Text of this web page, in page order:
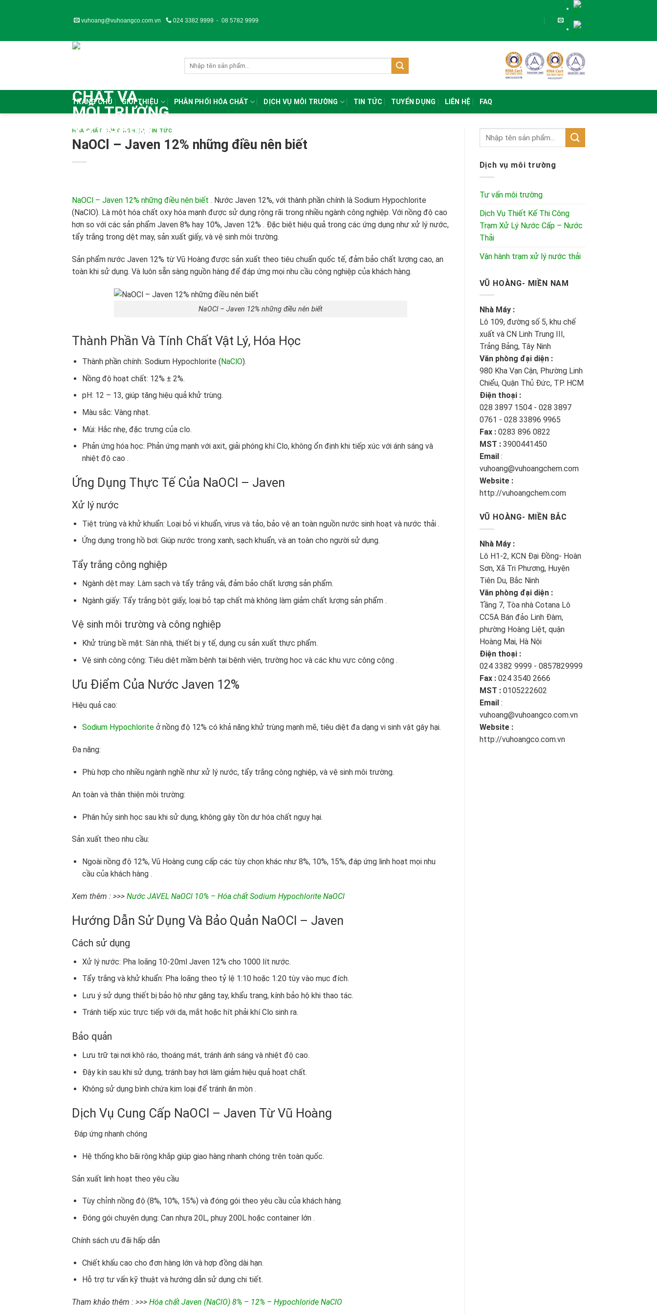
vuhoang@vuhoangco.com.vn 024 3382 9999 - 08 5782 9999
TRANG CHỦ GIỚI THIỆU PHÂN PHỐI HÓA CHẤT DỊCH VỤ MÔI TRƯỜNG TIN TỨC TUYỂN DỤNG LIÊN HỆ FAQ
HÓA CHẤT CÔNG NGHIỆP, TIN TỨC
NaOCl – Javen 12% những điều nên biết
NaOCl – Javen 12% những điều nên biết . Nước Javen 12%, với thành phần chính là Sodium Hypochlorite
(NaClO). Là một hóa chất oxy hóa mạnh được sử dụng rộng rãi trong nhiều ngành công nghiệp. Với nồng độ cao
hơn so với các sản phẩm Javen 8% hay 10%, Javen 12% . Đặc biệt hiệu quả trong các ứng dụng như xử lý nước,
tẩy trắng trong dệt may, sản xuất giấy, và vệ sinh môi trường.
Sản phẩm nước Javen 12% từ Vũ Hoàng được sản xuất theo tiêu chuẩn quốc tế, đảm bảo chất lượng cao, an
toàn khi sử dụng. Và luôn sẵn sàng nguồn hàng để đáp ứng mọi nhu cầu công nghiệp của khách hàng.
NaOCl – Javen 12% những điều nên biết
Thành Phần Và Tính Chất Vật Lý, Hóa Học
Thành phần chính: Sodium Hypochlorite (NaClO).
Nồng độ hoạt chất: 12% ± 2%.
pH: 12 – 13, giúp tăng hiệu quả khử trùng.
Màu sắc: Vàng nhạt.
Mùi: Hắc nhẹ, đặc trưng của clo.
Phản ứng hóa học: Phản ứng mạnh với axit, giải phóng khí Clo, không ổn định khi tiếp xúc với ánh sáng và
nhiệt độ cao .
Ứng Dụng Thực Tế Của NaOCl – Javen
Xử lý nước
Tiệt trùng và khử khuẩn: Loại bỏ vi khuẩn, virus và tảo, bảo vệ an toàn nguồn nước sinh hoạt và nước thải .
Ứng dụng trong hồ bơi: Giúp nước trong xanh, sạch khuẩn, và an toàn cho người sử dụng.
Tẩy trắng công nghiệp
Ngành dệt may: Làm sạch và tẩy trắng vải, đảm bảo chất lượng sản phẩm.
Ngành giấy: Tẩy trắng bột giấy, loại bỏ tạp chất mà không làm giảm chất lượng sản phẩm .
Vệ sinh môi trường và công nghiệp
Khử trùng bề mặt: Sàn nhà, thiết bị y tế, dụng cụ sản xuất thực phẩm.
Vệ sinh công cộng: Tiêu diệt mầm bệnh tại bệnh viện, trường học và các khu vực công cộng .
Ưu Điểm Của Nước Javen 12%
Hiệu quả cao:
Sodium Hypochloriteở nồng độ 12% có khả năng khử trùng mạnh mẽ, tiêu diệt đa dạng vi sinh vật gây hại.
Đa năng:
Phù hợp cho nhiều ngành nghề như xử lý nước, tẩy trắng công nghiệp, và vệ sinh môi trường.
An toàn và thân thiện môi trường:
Phân hủy sinh học sau khi sử dụng, không gây tồn dư hóa chất nguy hại.
Sản xuất theo nhu cầu:
Ngoài nồng độ 12%, Vũ Hoàng cung cấp các tùy chọn khác như 8%, 10%, 15%, đáp ứng linh hoạt mọi nhu
cầu của khách hàng .
Xem thêm : >>> Nước JAVEL NaOCl 10% – Hóa chất Sodium Hypochlorite NaOCl
Hướng Dẫn Sử Dụng Và Bảo Quản NaOCl – Javen
Cách sử dụng
Xử lý nước: Pha loãng 10-20ml Javen 12% cho 1000 lít nước.
Tẩy trắng và khử khuẩn: Pha loãng theo tỷ lệ 1:10 hoặc 1:20 tùy vào mục đích.
Lưu ý sử dụng thiết bị bảo hộ như găng tay, khẩu trang, kính bảo hộ khi thao tác.
Tránh tiếp xúc trực tiếp với da, mắt hoặc hít phải khí Clo sinh ra.
Bảo quản
Lưu trữ tại nơi khô ráo, thoáng mát, tránh ánh sáng và nhiệt độ cao.
Đậy kín sau khi sử dụng, tránh bay hơi làm giảm hiệu quả hoạt chất.
Không sử dụng bình chứa kim loại để tránh ăn mòn .
Dịch Vụ Cung Cấp NaOCl – Javen Từ Vũ Hoàng
Đáp ứng nhanh chóng
Hệ thống kho bãi rộng khắp giúp giao hàng nhanh chóng trên toàn quốc.
Sản xuất linh hoạt theo yêu cầu
Tùy chỉnh nồng độ (8%, 10%, 15%) và đóng gói theo yêu cầu của khách hàng.
Đóng gói chuyên dụng: Can nhựa 20L, phuy 200L hoặc container lớn .
Chính sách ưu đãi hấp dẫn
Chiết khấu cao cho đơn hàng lớn và hợp đồng dài hạn.
Hỗ trợ tư vấn kỹ thuật và hướng dẫn sử dụng chi tiết.
Tham khảo thêm : >>> Hóa chất Javen (NaClO) 8% – 12% – Hypochloride NaClO
Dịch vụ môi trường
Tư vấn môi trường
Dịch Vụ Thiết Kế Thi Công
Trạm Xử Lý Nước Cấp – Nước
Thải
Vận hành trạm xử lý nước thải
VŨ HOÀNG- MIỀN NAM
Nhà Máy :
Lô 109, đường số 5, khu chế
xuất và CN Linh Trung III,
Trảng Bảng, Tây Ninh
Văn phòng đại diện :
980 Kha Vạn Cận, Phường Linh
Chiểu, Quận Thủ Đức, TP. HCM
Điện thoại :
028 3897 1504 - 028 3897
0761 - 028 33896 9965
Fax : 0283 896 0822
MST : 3900441450
Email :
vuhoang@vuhoangchem.com
Website :
http://vuhoangchem.com
VŨ HOÀNG- MIỀN BẮC
Nhà Máy :
Lô H1-2, KCN Đại Đồng- Hoàn
Sơn, Xã Tri Phương, Huyện
Tiên Du, Bắc Ninh
Văn phòng đại diện :
Tầng 7, Tòa nhà Cotana Lô
CC5A Bán đảo Linh Đàm,
phường Hoàng Liệt, quận
Hoàng Mai, Hà Nội
Điện thoại :
024 3382 9999 - 0857829999
Fax : 024 3540 2666
MST : 0105222602
Email :
vuhoang@vuhoangco.com.vn
Website :
http://vuhoangco.com.vn